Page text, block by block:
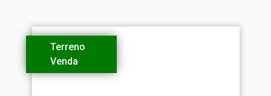
Terreno
Venda